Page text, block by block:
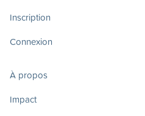
Inscription
Connexion
À propos
Impact